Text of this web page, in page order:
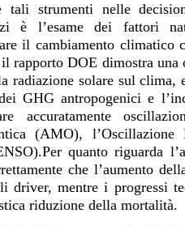
tali strumenti nelle
è l’esame dei fattori
il cambiamento climatico
rapporto DOE dimostra una
radiazione solare sul clima,
GHG antropogenici e
accuratamente
(AMO), l’Oscillazione
quanto riguarda
che l’aumento
driver, mentre i progressi
riduzione della mortalità.